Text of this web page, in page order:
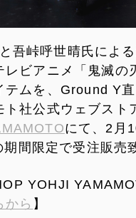
吾峠呼世晴氏によ
レビアニメ「鬼滅の
テムを、Ground Y
ト社公式ウェブスト
にて、2月
間限定で受注販売
YOHJI
から 】